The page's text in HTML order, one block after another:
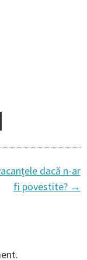
dacă n-ar
fi povestite? →